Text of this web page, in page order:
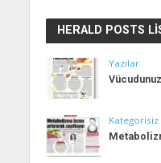
HERALD POSTS
Yazılar
Kategorisiz